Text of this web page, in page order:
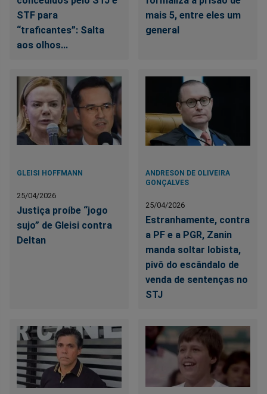
STF para
“traficantes”: Salta
aos olhos...
mais 5, entre eles um
general
GLEISI HOFFMANN
25/04/2026
Justiça proíbe “jogo
sujo” de Gleisi contra
Deltan
ANDRESON DE OLIVEIRA
GONÇALVES
25/04/2026
Estranhamente, contra
a PF e a PGR, Zanin
manda soltar lobista,
pivô do escândalo de
venda de sentenças no
STJ